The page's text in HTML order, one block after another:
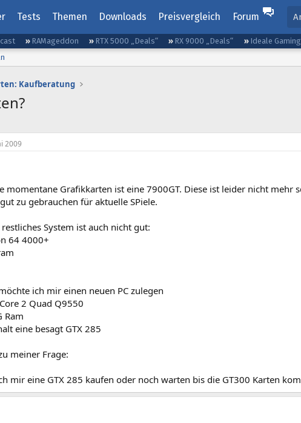
Tests Themen Downloads Preisvergleich Forum
RAMageddon RTX 5000 „Deals“ RX 9000 „Deals“ Ideale
Kaufberatung
2009
momentane Grafikkarten ist eine 7900GT. Diese ist leider nicht mehr
zu gebrauchen für aktuelle SPiele.
System ist auch nicht gut:
64 4000+
ich mir einen neuen PC zulegen
2 Quad Q9550
Ram
eine besagt GTX 285
meiner Frage:
mir eine GTX 285 kaufen oder noch warten bis die GT300 Karten